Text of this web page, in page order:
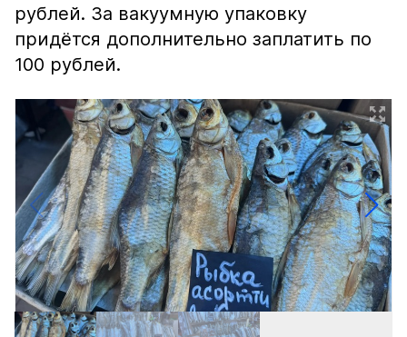
рублей. За вакуумную упаковку
придётся дополнительно заплатить по
100 рублей.